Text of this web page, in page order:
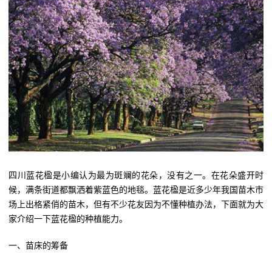
四川蓝花楹是小编认为最为斑斓的花朵，没有之一。在花朵盛开时
候，满条街道都飘洒着紫蓝色的地毯。蓝花楹是近多少年我国苗木市
场上出格紧俏的苗木，但有不少花友因为不懂种植办法，下面就为大
家介绍一下蓝花楹的种植能力。
一、苗床的筹备